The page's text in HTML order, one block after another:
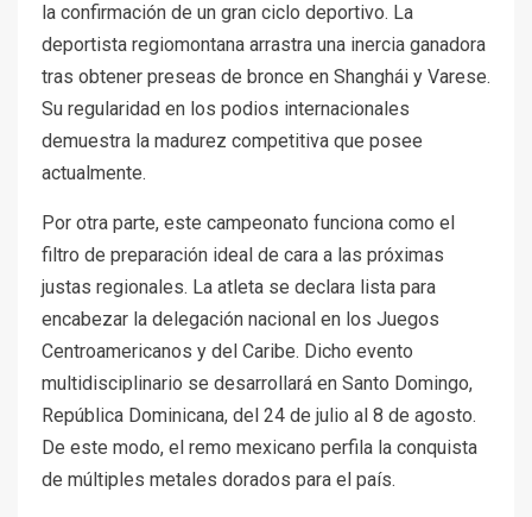
la confirmación de un gran ciclo deportivo. La
deportista regiomontana arrastra una inercia ganadora
tras obtener preseas de bronce en Shanghái y Varese.
Su regularidad en los podios internacionales
demuestra la madurez competitiva que posee
actualmente.
Por otra parte, este campeonato funciona como el
filtro de preparación ideal de cara a las próximas
justas regionales. La atleta se declara lista para
encabezar la delegación nacional en los Juegos
Centroamericanos y del Caribe. Dicho evento
multidisciplinario se desarrollará en Santo Domingo,
República Dominicana, del 24 de julio al 8 de agosto.
De este modo, el remo mexicano perfila la conquista
de múltiples metales dorados para el país.